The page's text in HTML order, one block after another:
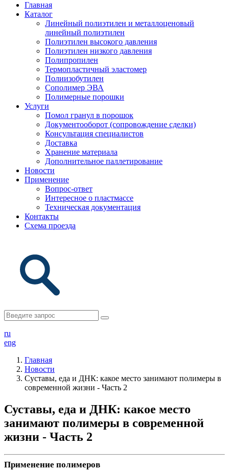
Главная
Каталог
Линейный полиэтилен и металлоценовый
линейный полиэтилен
Полиэтилен высокого давления
Полиэтилен низкого давления
Полипропилен
Термопластичный эластомер
Полиизобутилен
Сополимер ЭВА
Полимерные порошки
Услуги
Помол гранул в порошок
Документооборот (сопровождение сделки)
Консультация специалистов
Доставка
Хранение материала
Дополнительное паллетирование
Новости
Применение
Вопрос-ответ
Интересное о пластмассе
Техническая документация
Контакты
Схема проезда
ru
eng
Главная
Новости
Суставы, еда и ДНК: какое место занимают полимеры в
современной жизни - Часть 2
Суставы, еда и ДНК: какое место
занимают полимеры в современной
жизни - Часть 2
Применение полимеров